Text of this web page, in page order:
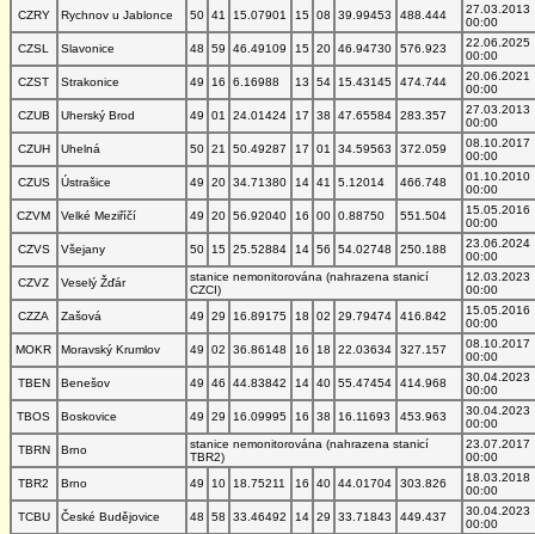
CZRY
Rychnov u Jablonce 50 41 15.07901 15 08 39.99453 488.444
27.03.2013
00:00
CZSL
Slavonice 48 59 46.49109 15 20 46.94730 576.923
22.06.2025
00:00
CZST
Strakonice 49 16 6.16988 13 54 15.43145 474.744
20.06.2021
00:00
CZUB
Uherský Brod 49 01 24.01424 17 38 47.65584 283.357
27.03.2013
00:00
CZUH
Uhelná 50 21 50.49287 17 01 34.59563 372.059
08.10.2017
00:00
CZUS
Ústrašice 49 20 34.71380 14 41 5.12014 466.748
01.10.2010
00:00
CZVM
Velké Meziříčí 49 20 56.92040 16 00 0.88750 551.504
15.05.2016
00:00
CZVS
Všejany 50 15 25.52884 14 56 54.02748 250.188
23.06.2024
00:00
CZVZ
Veselý Žďár
stanice nemonitorována (nahrazena stanicí
CZCI)
12.03.2023
00:00
CZZA
Zašová 49 29 16.89175 18 02 29.79474 416.842
15.05.2016
00:00
MOKR
Moravský Krumlov 49 02 36.86148 16 18 22.03634 327.157
08.10.2017
00:00
TBEN
Benešov 49 46 44.83842 14 40 55.47454 414.968
30.04.2023
00:00
TBOS
Boskovice 49 29 16.09995 16 38 16.11693 453.963
30.04.2023
00:00
TBRN
Brno
stanice nemonitorována (nahrazena stanicí
TBR2)
23.07.2017
00:00
TBR2
Brno 49 10 18.75211 16 40 44.01704 303.826
18.03.2018
00:00
TCBU
České Budějovice 48 58 33.46492 14 29 33.71843 449.437
30.04.2023
00:00